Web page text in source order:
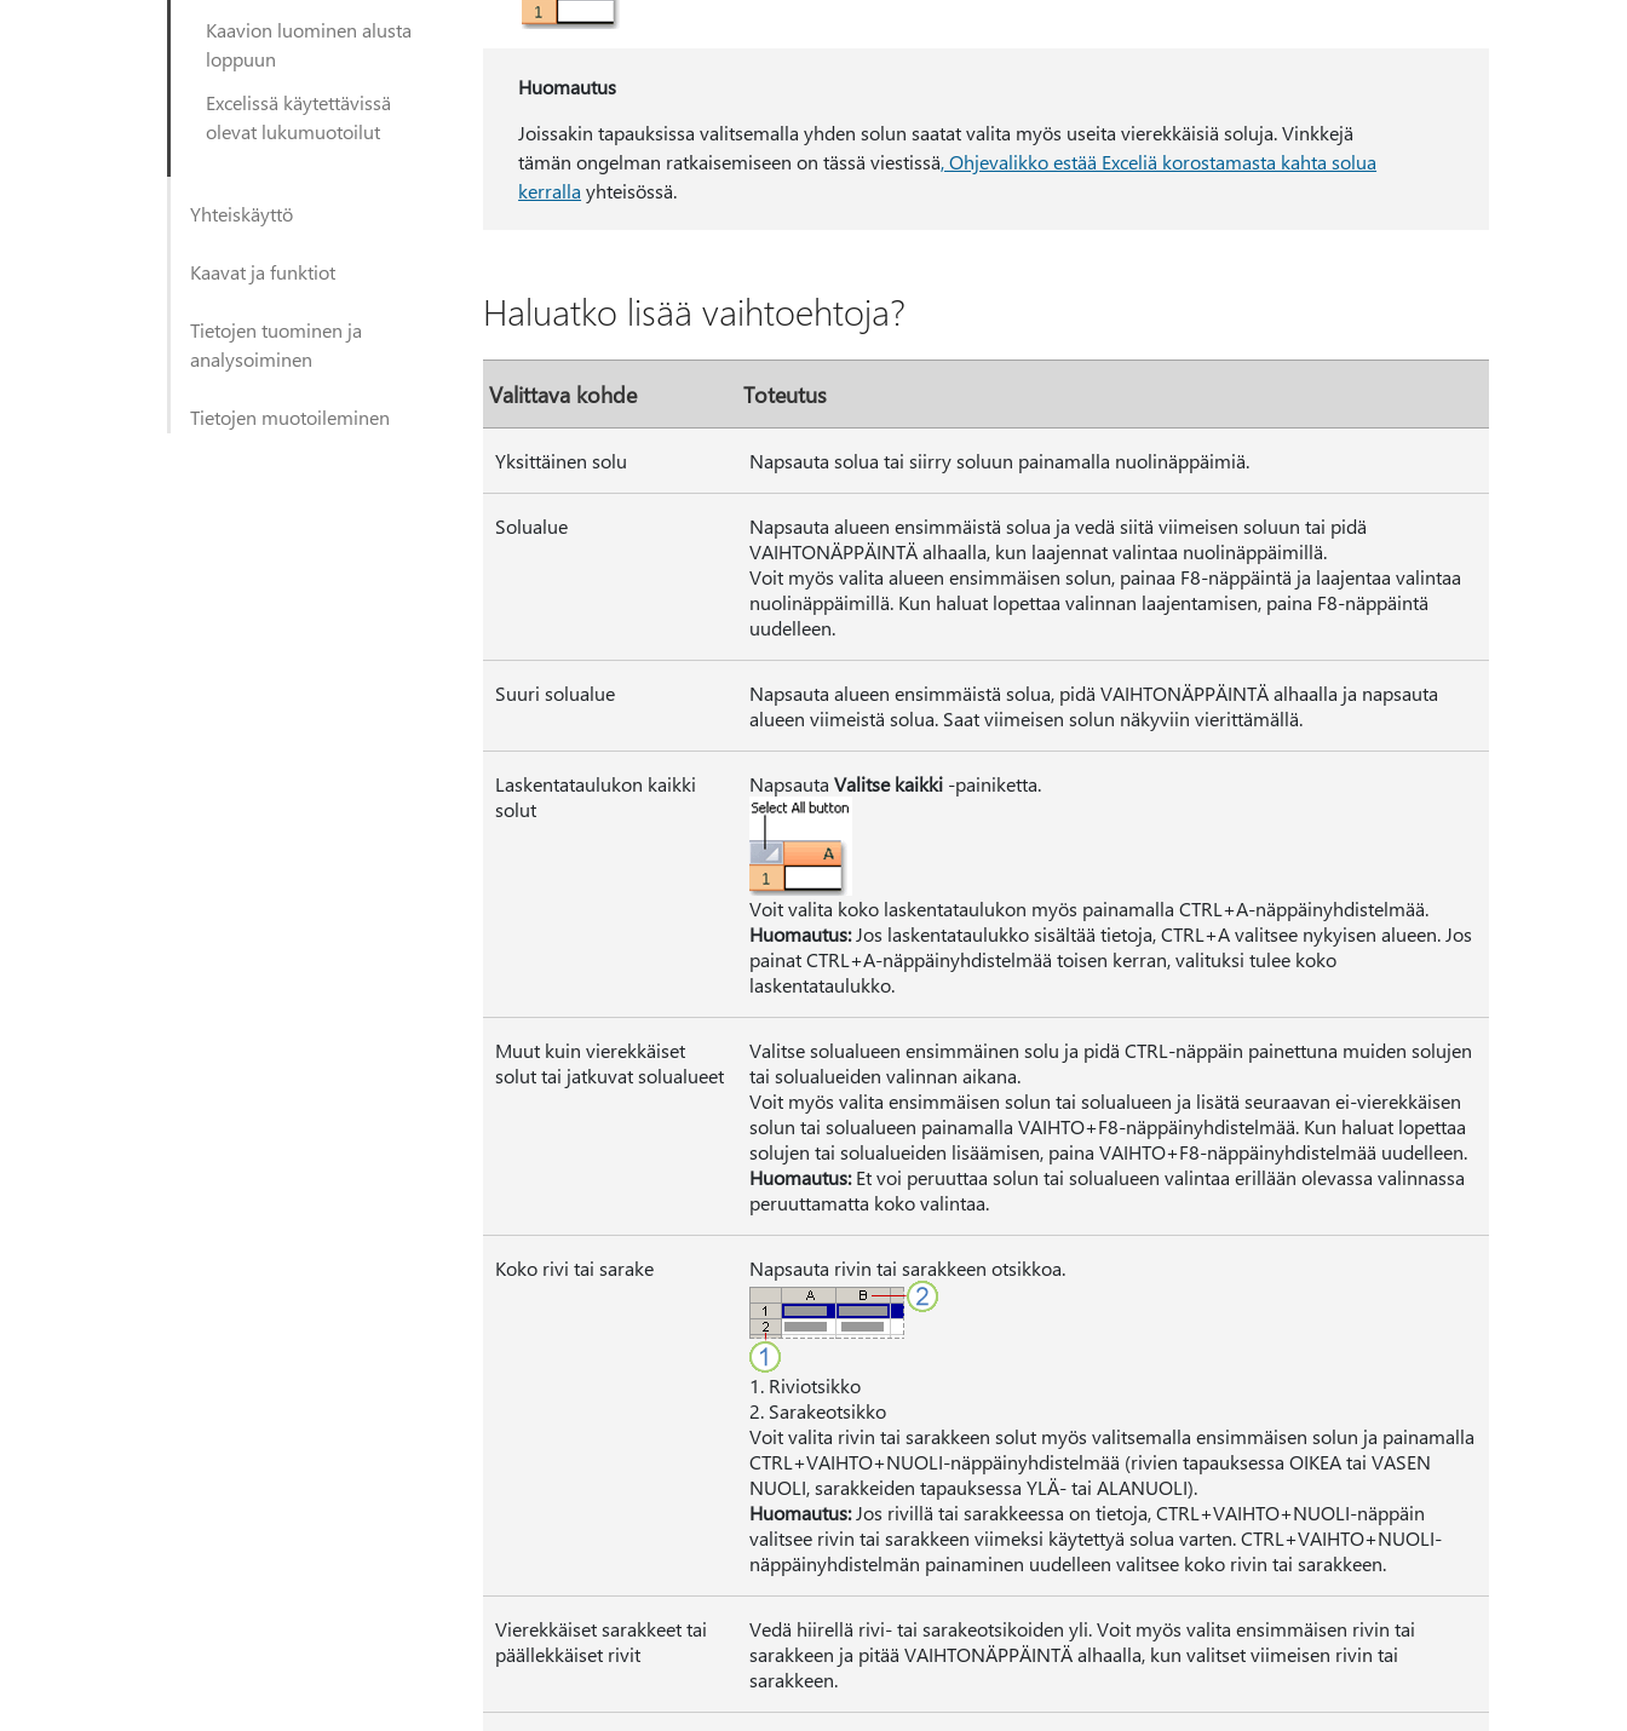
Kaavion luominen alusta
loppuun
Excelissä käytettävissä
olevat lukumuotoilut
Yhteiskäyttö
Kaavat ja funktiot
Tietojen tuominen ja
analysoiminen
Tietojen muotoileminen
Huomautus
Joissakin tapauksissa valitsemalla yhden solun saatat valita myös useita vierekkäisiä soluja. Vinkkejä
tämän ongelman ratkaisemiseen on tässä viestissä, Ohjevalikko estää Exceliä korostamasta kahta solua
kerralla yhteisössä.
Haluatko lisää vaihtoehtoja?
Valittava kohde Toteutus
Yksittäinen solu Napsauta solua tai siirry soluun painamalla nuolinäppäimiä.
Solualue
Napsauta alueen ensimmäistä solua ja vedä siitä viimeisen soluun tai pidä
VAIHTONÄPPÄINTÄ alhaalla, kun laajennat valintaa nuolinäppäimillä.
Voit myös valita alueen ensimmäisen solun, painaa F8-näppäintä ja laajentaa valintaa
nuolinäppäimillä. Kun haluat lopettaa valinnan laajentamisen, paina F8-näppäintä
uudelleen.
Suuri solualue
Napsauta alueen ensimmäistä solua, pidä VAIHTONÄPPÄINTÄ alhaalla ja napsauta
alueen viimeistä solua. Saat viimeisen solun näkyviin vierittämällä.
Laskentataulukon kaikki
solut
Napsauta Valitse kaikki -painiketta.
Voit valita koko laskentataulukon myös painamalla CTRL+A-näppäinyhdistelmää.
Huomautus:Jos laskentataulukko sisältää tietoja, CTRL+A valitsee nykyisen alueen. Jos
painat CTRL+A-näppäinyhdistelmää toisen kerran, valituksi tulee koko
laskentataulukko.
Muut kuin vierekkäiset
solut tai jatkuvat solualueet
Valitse solualueen ensimmäinen solu ja pidä CTRL-näppäin painettuna muiden solujen
tai solualueiden valinnan aikana.
Voit myös valita ensimmäisen solun tai solualueen ja lisätä seuraavan ei-vierekkäisen
solun tai solualueen painamalla VAIHTO+F8-näppäinyhdistelmää. Kun haluat lopettaa
solujen tai solualueiden lisäämisen, paina VAIHTO+F8-näppäinyhdistelmää uudelleen.
Huomautus:Et voi peruuttaa solun tai solualueen valintaa erillään olevassa valinnassa
peruuttamatta koko valintaa.
Koko rivi tai sarake Napsauta rivin tai sarakkeen otsikkoa.
1. Riviotsikko
2. Sarakeotsikko
Voit valita rivin tai sarakkeen solut myös valitsemalla ensimmäisen solun ja painamalla
CTRL+VAIHTO+NUOLI-näppäinyhdistelmää (rivien tapauksessa OIKEA tai VASEN
NUOLI, sarakkeiden tapauksessa YLÄ- tai ALANUOLI).
Huomautus:Jos rivillä tai sarakkeessa on tietoja, CTRL+VAIHTO+NUOLI-näppäin
valitsee rivin tai sarakkeen viimeksi käytettyä solua varten. CTRL+VAIHTO+NUOLI-
näppäinyhdistelmän painaminen uudelleen valitsee koko rivin tai sarakkeen.
Vierekkäiset sarakkeet tai
päällekkäiset rivit
Vedä hiirellä rivi- tai sarakeotsikoiden yli. Voit myös valita ensimmäisen rivin tai
sarakkeen ja pitää VAIHTONÄPPÄINTÄ alhaalla, kun valitset viimeisen rivin tai
sarakkeen.